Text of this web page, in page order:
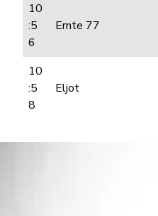
10
:5
6
Ernte 77
10
:5
8
Eljot